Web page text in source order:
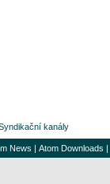
kanály
News | Atom Downloads |